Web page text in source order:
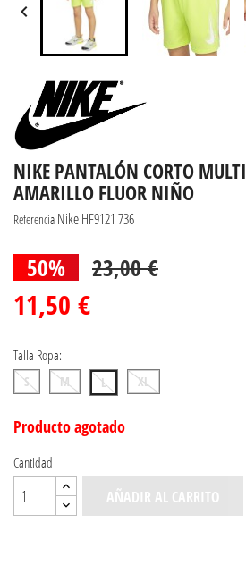

NIKE PANTALÓN CORTO MULTI
AMARILLO FLUOR NIÑO
Referencia Nike HF9121 736
50% 23,00 €
11,50 €
Talla Ropa:
S M L XL
Producto agotado
Cantidad
AÑADIR AL CARRITO